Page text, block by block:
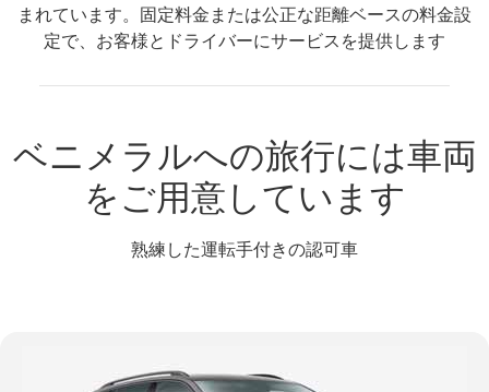
まれています。固定料金または公正な距離ベースの料金設
定で、お客様とドライバーにサービスを提供します
ベニメラルへの旅行には車両
をご用意しています
熟練した運転手付きの認可車